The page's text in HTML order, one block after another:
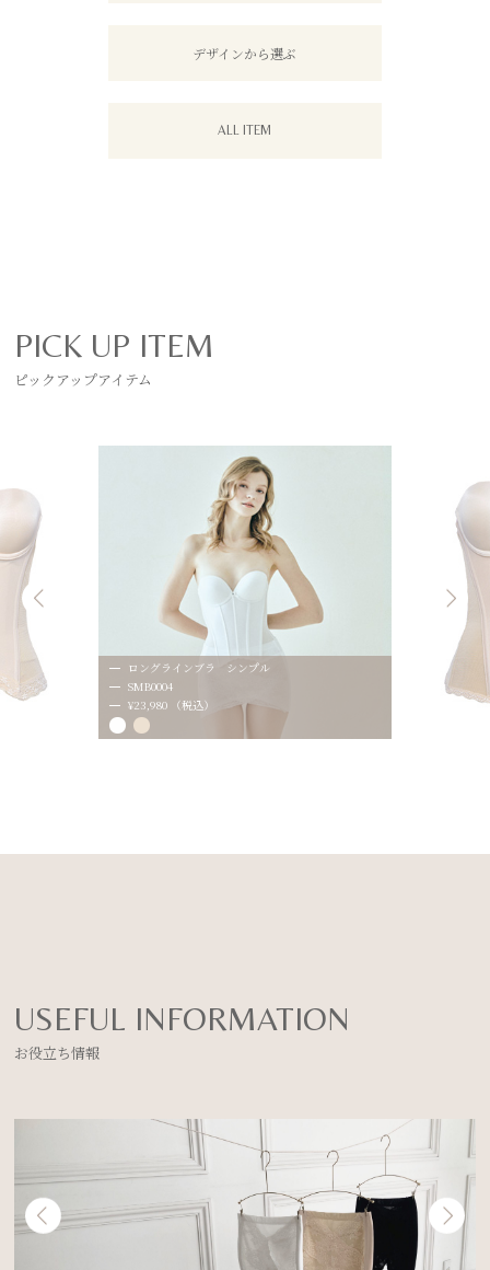
デザインから選ぶ
ALL ITEM
PICK UP ITEM
ピックアップアイテム
ロングラインブラ シンプル
SMB0004
¥23,980 （税込）
USEFUL INFORMATION
お役立ち情報